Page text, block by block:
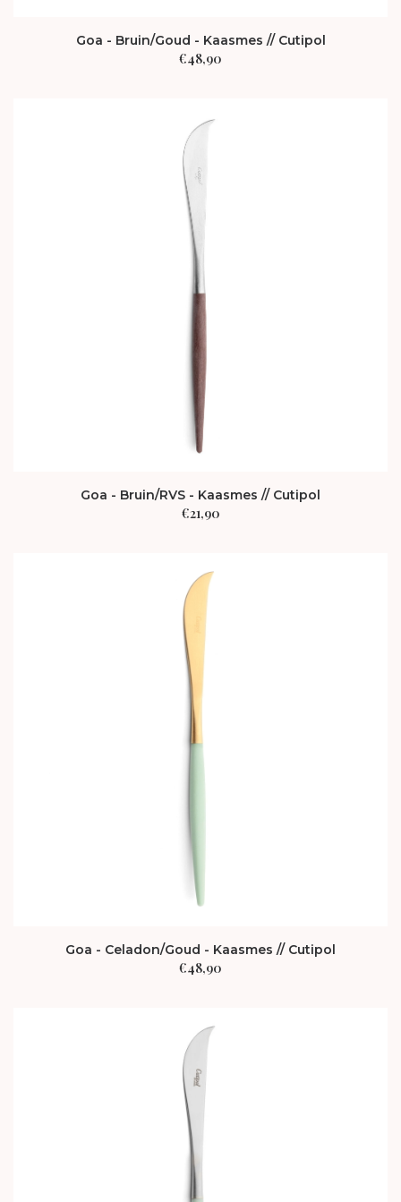
Goa - Bruin/Goud - Kaasmes // Cutipol
€48,90
Goa - Bruin/RVS - Kaasmes // Cutipol
€21,90
Goa - Celadon/Goud - Kaasmes // Cutipol
€48,90